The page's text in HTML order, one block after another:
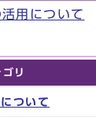
用について
リ
ついて